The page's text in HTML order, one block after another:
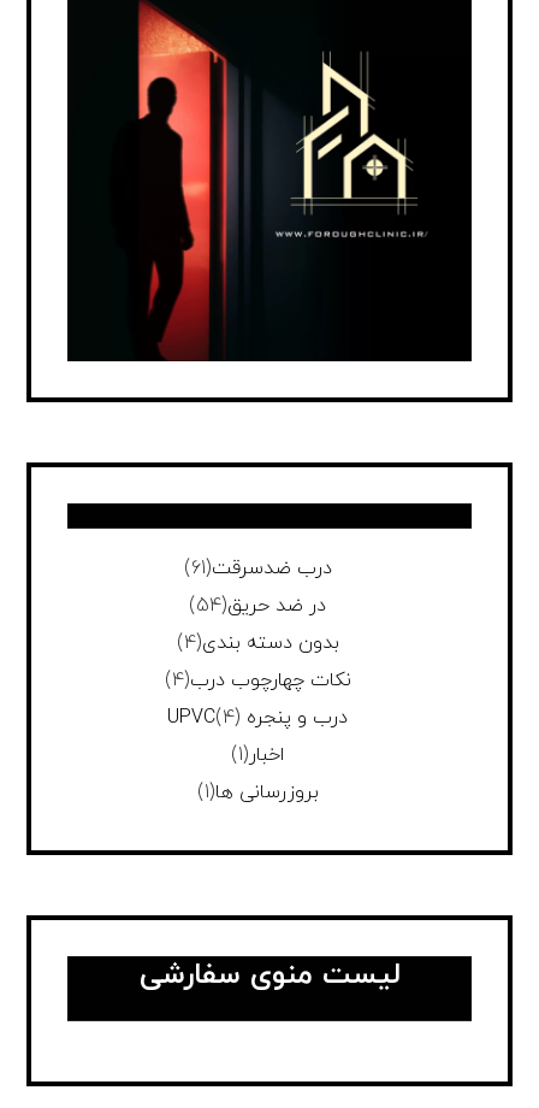
درب ضدسرقت(61)
در ضد حریق(54)
بدون دسته بندی(4)
نکات چهارچوب درب(4)
درب و پنجره UPVC (4)
اخبار(1)
بروزرسانی ها(1)
لیست منوی سفارشی